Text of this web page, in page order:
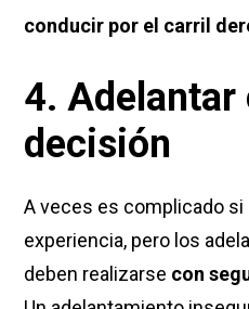
conducir por el carril
4. Adelantar
decisión
A veces es complicado
experiencia, pero los
deben realizarse con